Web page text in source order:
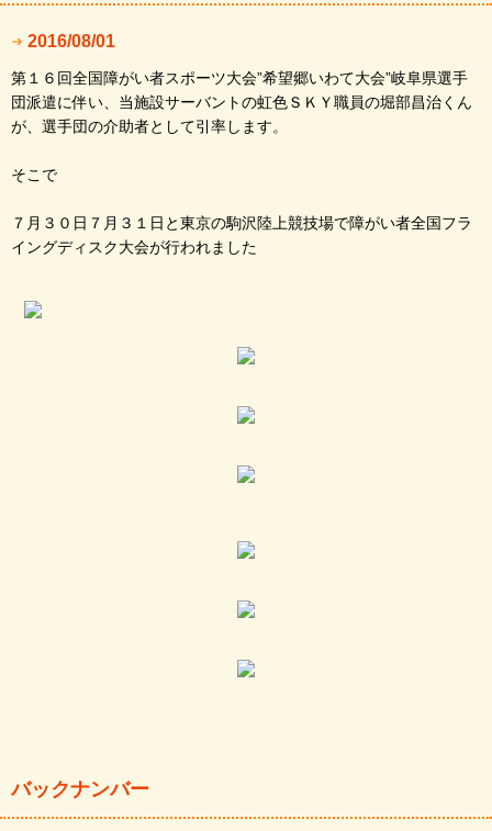
2016/08/01
第１６回全国障がい者スポーツ大会”希望郷いわて大会”岐阜県選手
団派遣に伴い、当施設サーバントの虹色ＳＫＹ職員の堀部昌治くん
が、選手団の介助者として引率します。
そこで
７月３０日７月３１日と東京の駒沢陸上競技場で障がい者全国フラ
イングディスク大会が行われました
バックナンバー